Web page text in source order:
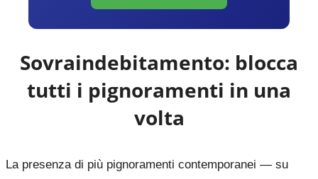
Sovraindebitamento: blocca
tutti i pignoramenti in una
volta
La presenza di più pignoramenti contemporanei — su